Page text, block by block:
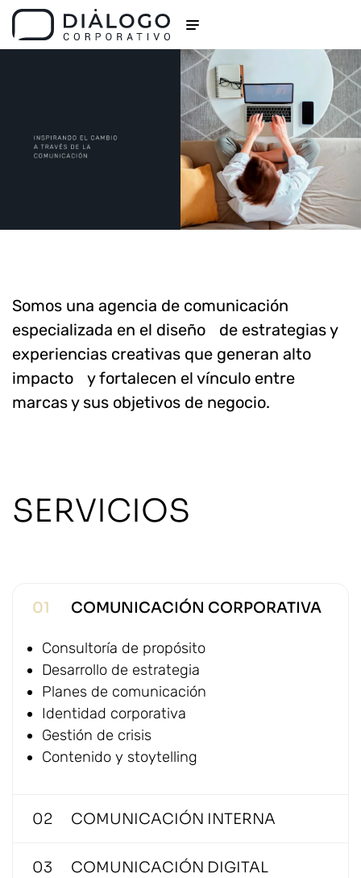
Somos una agencia de comunicación
especializada en el diseño de estrategias y
experiencias creativas que generan alto
impacto y fortalecen el vínculo entre
marcas y sus objetivos de negocio.
SERVICIOS
01 COMUNICACIÓN CORPORATIVA
Consultoría de propósito
Desarrollo de estrategia
Planes de comunicación
Identidad corporativa
Gestión de crisis
Contenido y stoytelling
02 COMUNICACIÓN INTERNA
03 COMUNICACIÓN DIGITAL